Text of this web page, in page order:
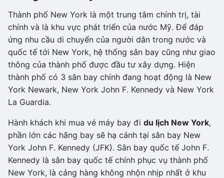
Thành phố New York là một trung tâm chính trị, tài
chính và là khu vực phát triển của nước Mỹ. Để đáp
ứng nhu cầu di chuyển của người dân trong nước và
quốc tế tới New York, hệ thống sân bay cũng như giao
thông của thành phố được đầu tư xây dựng. Hiện
thành phố có 3 sân bay chính đang hoạt động là New
York Newark, New York John F. Kennedy và New York
La Guardia.
Hành khách khi mua vé máy bay đi du lịch New York,
phần lớn các hãng bay sẽ hạ cánh tại sân bay New
York John F. Kennedy (JFK). Sân bay quốc tế John F.
Kennedy là sân bay quốc tế chính phục vụ thành phố
New York, là cảng hàng không nhộn nhịp nhất ở khu